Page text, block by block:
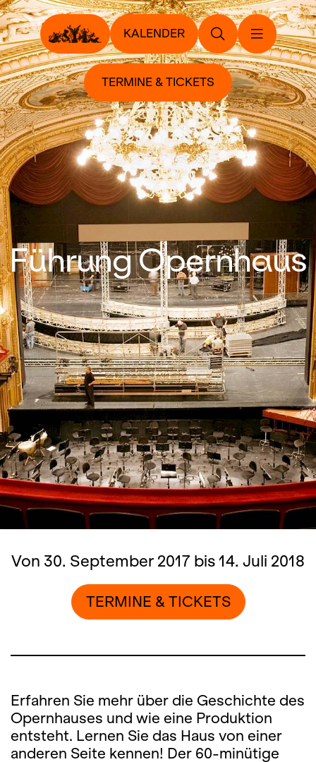
KALENDER
TERMINE & TICKETS
Führung Opernhaus
Von 30. September 2017 bis 14. Juli 2018
TERMINE & TICKETS
Erfahren Sie mehr über die Geschichte des
Opernhauses und wie eine Produktion
entsteht. Lernen Sie das Haus von einer
anderen Seite kennen! Der 60-minütige